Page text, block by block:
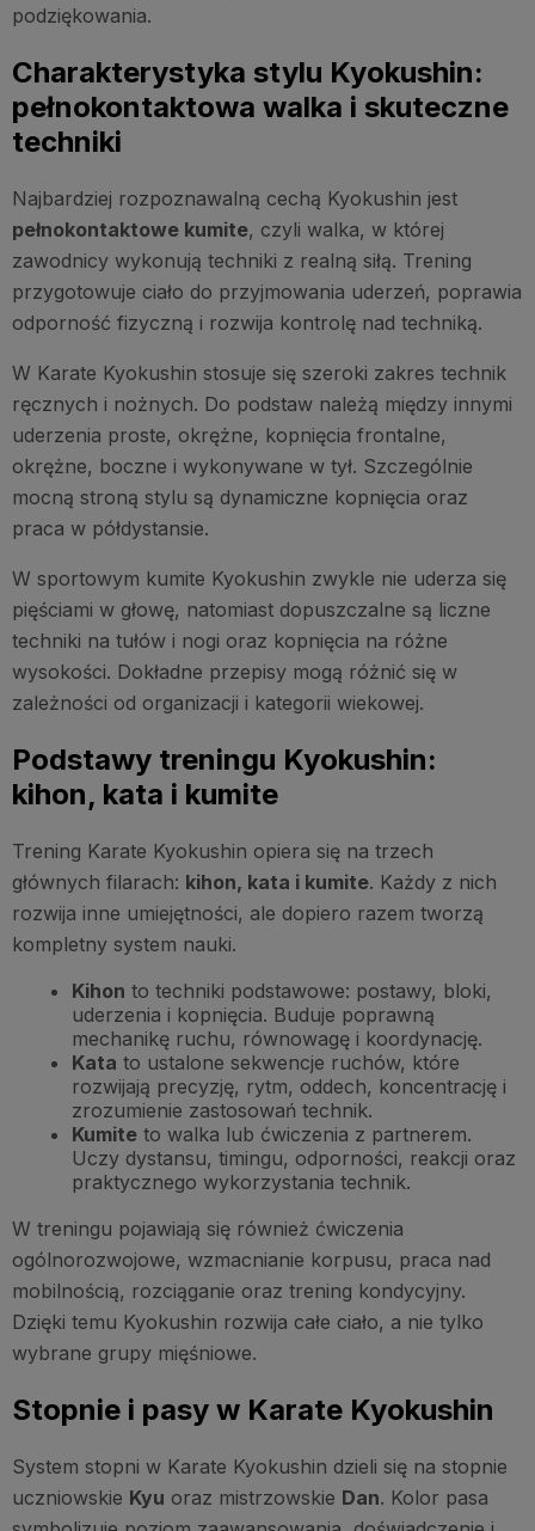
podziękowania.
Charakterystyka stylu Kyokushin:
pełnokontaktowa walka i skuteczne
techniki
Najbardziej rozpoznawalną cechą Kyokushin jest
pełnokontaktowe kumite, czyli walka, w której
zawodnicy wykonują techniki z realną siłą. Trening
przygotowuje ciało do przyjmowania uderzeń, poprawia
odporność fizyczną i rozwija kontrolę nad techniką.
W Karate Kyokushin stosuje się szeroki zakres technik
ręcznych i nożnych. Do podstaw należą między innymi
uderzenia proste, okrężne, kopnięcia frontalne,
okrężne, boczne i wykonywane w tył. Szczególnie
mocną stroną stylu są dynamiczne kopnięcia oraz
praca w półdystansie.
W sportowym kumite Kyokushin zwykle nie uderza się
pięściami w głowę, natomiast dopuszczalne są liczne
techniki na tułów i nogi oraz kopnięcia na różne
wysokości. Dokładne przepisy mogą różnić się w
zależności od organizacji i kategorii wiekowej.
Podstawy treningu Kyokushin:
kihon, kata i kumite
Trening Karate Kyokushin opiera się na trzech
głównych filarach: kihon, kata i kumite. Każdy z nich
rozwija inne umiejętności, ale dopiero razem tworzą
kompletny system nauki.
Kihon to techniki podstawowe: postawy, bloki,
uderzenia i kopnięcia. Buduje poprawną
mechanikę ruchu, równowagę i koordynację.
Kata to ustalone sekwencje ruchów, które
rozwijają precyzję, rytm, oddech, koncentrację i
zrozumienie zastosowań technik.
Kumite to walka lub ćwiczenia z partnerem.
Uczy dystansu, timingu, odporności, reakcji oraz
praktycznego wykorzystania technik.
W treningu pojawiają się również ćwiczenia
ogólnorozwojowe, wzmacnianie korpusu, praca nad
mobilnością, rozciąganie oraz trening kondycyjny.
Dzięki temu Kyokushin rozwija całe ciało, a nie tylko
wybrane grupy mięśniowe.
Stopnie i pasy w Karate Kyokushin
System stopni w Karate Kyokushin dzieli się na stopnie
uczniowskie Kyu oraz mistrzowskie Dan. Kolor pasa